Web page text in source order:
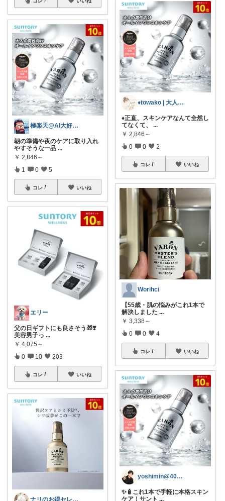
極楽天@AI大好きおじさんｗ
朝の準備や夜のケアに取り入れ
やすそうな一品 ...
￥ 2,846～
1 0 5
コレ いいね
エリー
父の日ギフトにも良さそう🎁❣️
美容男子っ ...
￥ 4,075～
0 10 203
コレ いいね
♦️towako | 大人ゆる美容💄
♦️正直、スキンケアなんて全然し
てなくて、
...
￥ 2,846～
0 0 2
コレ いいね
Worihci
【55歳・肌の悩みがこれ1本で
解決しました ...
￥ 3,338～
0 0 4
コレ いいね
yoshimin@40歳からの美容男子
✨🧴これ1本で手軽に本格スキン
ケア！サント ...